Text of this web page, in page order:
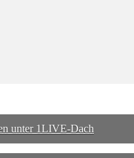
unter 1LIVE-Dach